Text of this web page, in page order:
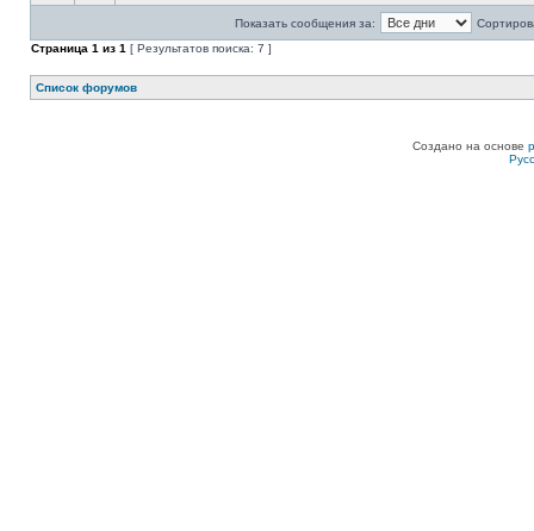
Показать сообщения за:
Страница 1 из 1 [ Результатов поиска: 7 ]
Список форумов
Создано на основе